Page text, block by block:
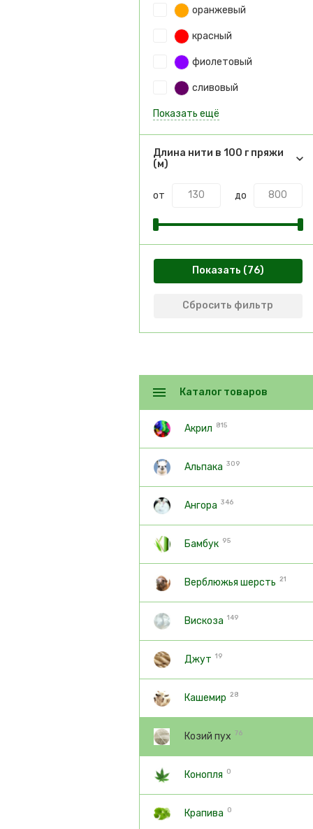
оранжевый
красный
фиолетовый
сливовый
Показать ещё
Длина нити в 100 г пряжи
(м)
от до
Показать
Сбросить фильтр
Каталог товаров
Акрил 815
Альпака 309
Ангора 346
Бамбук 95
Верблюжья шерсть 21
Вискоза 149
Джут 19
Кашемир 28
Козий пух 76
Конопля 0
Крапива 0